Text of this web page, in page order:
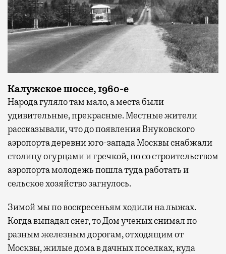
Калужское шоссе, 1960-е
Народа гуляло там мало, а места были
удивительные, прекрасные. Местные жители
рассказывали, что до появления Внуковского
аэропорта деревни юго-запада Москвы снабжали
столицу огурцами и гречкой, но со строительством
аэропорта молодежь пошла туда работать и
сельское хозяйство загнулось.
Зимой мы по воскресеньям ходили на лыжах.
Когда выпадал снег, то Дом ученых снимал по
разным железным дорогам, отходящим от
Москвы, жилые дома в дачных поселках, куда